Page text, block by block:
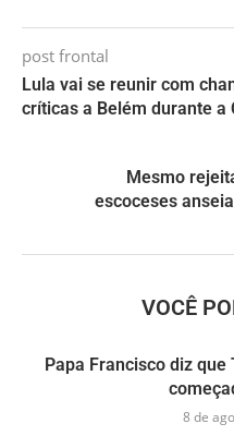
post frontal
Lula vai se reunir com
críticas a Belém durante a
Mesmo
escoceses
VOCÊ
Papa Francisco diz
8 de